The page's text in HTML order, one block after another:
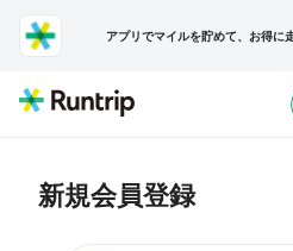
アプリでマイルを貯めて、お得に
新規会員登録